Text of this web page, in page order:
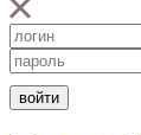
войти